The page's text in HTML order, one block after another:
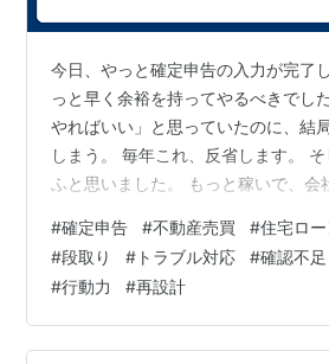
今日、やっと確定申告の入力が完了
っと早く余裕を持ってやるべきでし
やればいい」と思っていたのに、結
しまう。 毎年これ、反省します。
ふと思いました。 もっと稼いで、会
もちろん今すぐ全部は無理でも、目
こ。こういう“事務作業に飲まれる時
っと前に進む時間を増やしたいです
していただいた中古住宅の案件も動
を添付して、住宅ローンの本審査を
#確定申告 #不動産売買 #住宅ロ
#段取り # トラブル対応 #確認不足
#行動力 #再設計